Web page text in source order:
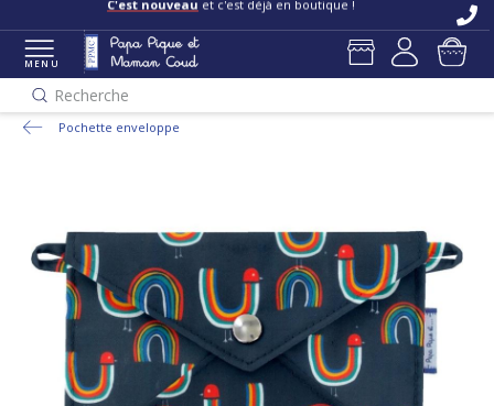
C'est nouveau et c'est déjà en boutique !
MENU
Recherche
Pochette enveloppe